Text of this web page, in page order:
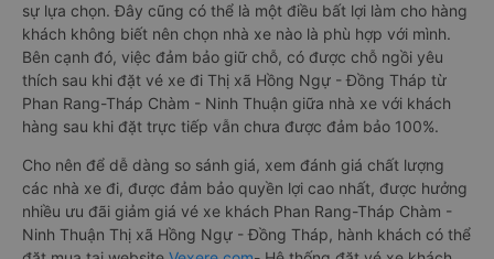
sự lựa chọn. Đây cũng có thể là một điều bất lợi làm cho hàng
khách không biết nên chọn nhà xe nào là phù hợp với mình.
Bên cạnh đó, việc đảm bảo giữ chỗ, có được chỗ ngồi yêu
thích sau khi đặt vé xe đi Thị xã Hồng Ngự - Đồng Tháp từ
Phan Rang-Tháp Chàm - Ninh Thuận giữa nhà xe với khách
hàng sau khi đặt trực tiếp vẫn chưa được đảm bảo 100%.
Cho nên để dễ dàng so sánh giá, xem đánh giá chất lượng
các nhà xe đi, được đảm bảo quyền lợi cao nhất, được hưởng
nhiều ưu đãi giảm giá vé xe khách Phan Rang-Tháp Chàm -
Ninh Thuận Thị xã Hồng Ngự - Đồng Tháp, hành khách có thể